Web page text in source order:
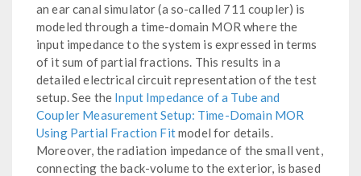
an ear canal simulator (a so-called 711 coupler) is
modeled through a time-domain MOR where the
input impedance to the system is expressed in terms
of it sum of partial fractions. This results in a
detailed electrical circuit representation of the test
setup. See the Input Impedance of a Tube and
Coupler Measurement Setup: Time-Domain MOR
Using Partial Fraction Fitmodel for details.
Moreover, the radiation impedance of the small vent,
connecting the back-volume to the exterior, is based